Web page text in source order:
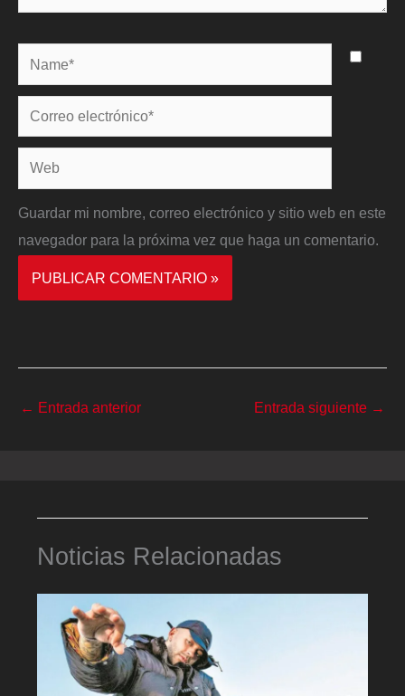
Name*
Correo
electrónico*
Web
Guardar mi nombre, correo electrónico y sitio web en este
navegador para la próxima vez que haga un comentario.
← Entrada anterior Entrada siguiente →
Noticias Relacionadas